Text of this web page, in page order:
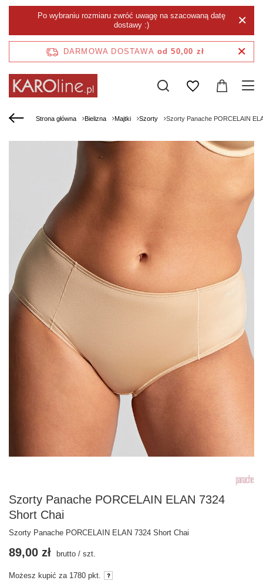
Po wybraniu rozmiaru zwróć uwagę na szacowaną datę
dostawy :)
DARMOWA DOSTAWA od 50,00 zł
Strona główna Bielizna Majtki Szorty Szorty Panache PORCELAIN
Szorty Panache PORCELAIN ELAN 7324
Short Chai
Szorty Panache PORCELAIN ELAN 7324 Short Chai
89,00 zł brutto / szt.
Możesz kupić za 1780 pkt.